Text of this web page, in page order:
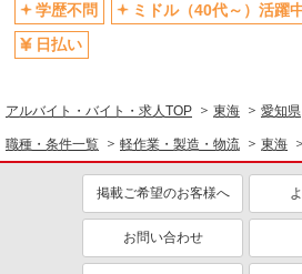
学歴不問
ミドル（40代～）活躍
日払い
アルバイト・バイト・求人TOP 東海 愛知県
職種・条件一覧 軽作業・製造・物流 東海
掲載ご希望のお客様へ
お問い合わせ